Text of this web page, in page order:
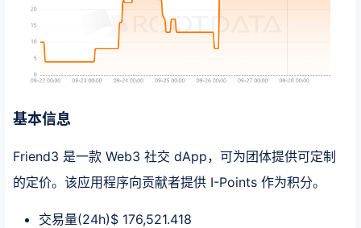
基本信息
Friend3 是一款 Web3 社交 dApp，可为团体提供可定制
的定价。该应用程序向贡献者提供 I-Points 作为积分。
交易量(24h)$ 176,521.418